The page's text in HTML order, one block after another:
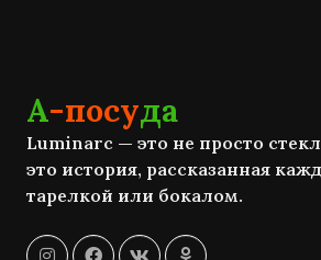
А-посуда
Luminarc — это не просто
это история, рассказанная
тарелкой или бокалом.